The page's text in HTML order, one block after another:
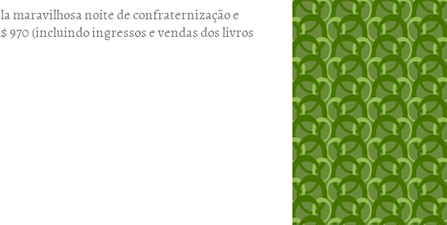
maravilhosa noite de confraternização e
(incluindo ingressos e vendas dos livros